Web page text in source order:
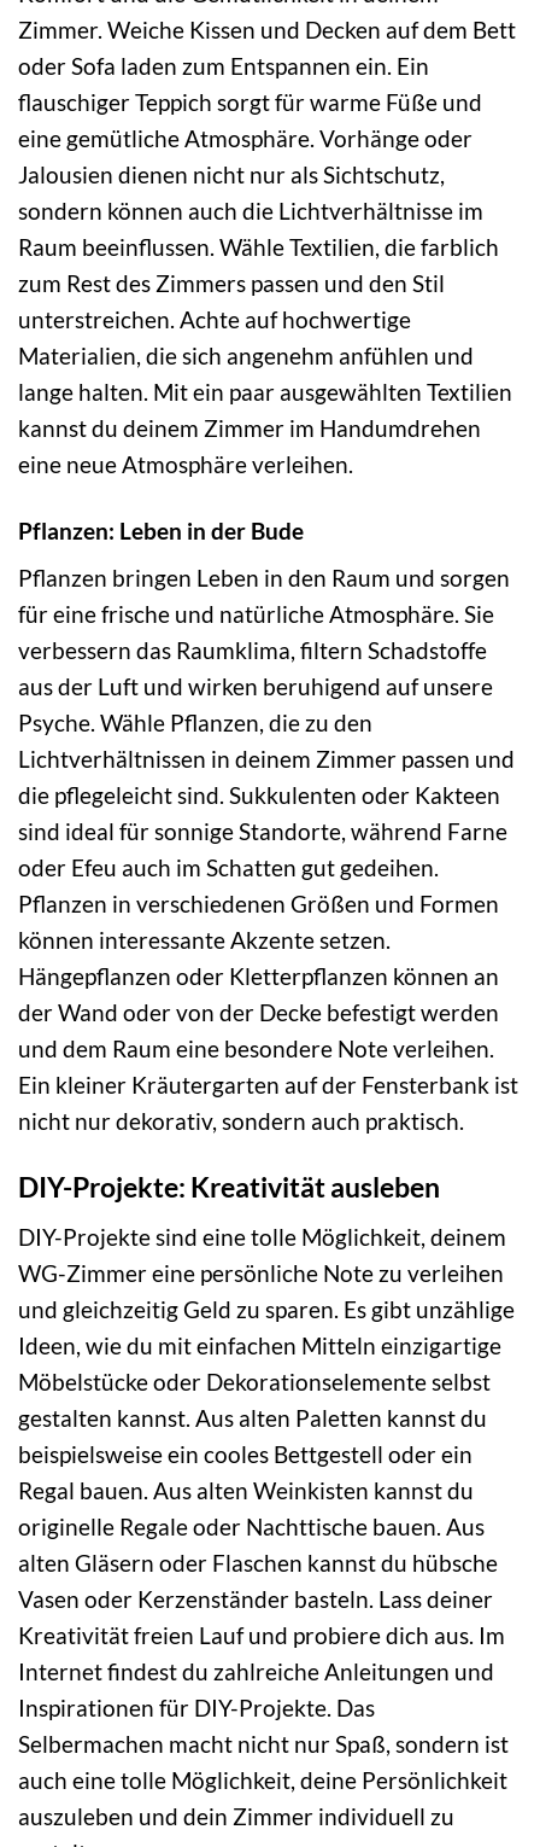
Zimmer. Weiche Kissen und Decken auf dem Bett
oder Sofa laden zum Entspannen ein. Ein
flauschiger Teppich sorgt für warme Füße und
eine gemütliche Atmosphäre. Vorhänge oder
Jalousien dienen nicht nur als Sichtschutz,
sondern können auch die Lichtverhältnisse im
Raum beeinflussen. Wähle Textilien, die farblich
zum Rest des Zimmers passen und den Stil
unterstreichen. Achte auf hochwertige
Materialien, die sich angenehm anfühlen und
lange halten. Mit ein paar ausgewählten Textilien
kannst du deinem Zimmer im Handumdrehen
eine neue Atmosphäre verleihen.
Pflanzen: Leben in der Bude
Pflanzen bringen Leben in den Raum und sorgen
für eine frische und natürliche Atmosphäre. Sie
verbessern das Raumklima, filtern Schadstoffe
aus der Luft und wirken beruhigend auf unsere
Psyche. Wähle Pflanzen, die zu den
Lichtverhältnissen in deinem Zimmer passen und
die pflegeleicht sind. Sukkulenten oder Kakteen
sind ideal für sonnige Standorte, während Farne
oder Efeu auch im Schatten gut gedeihen.
Pflanzen in verschiedenen Größen und Formen
können interessante Akzente setzen.
Hängepflanzen oder Kletterpflanzen können an
der Wand oder von der Decke befestigt werden
und dem Raum eine besondere Note verleihen.
Ein kleiner Kräutergarten auf der Fensterbank ist
nicht nur dekorativ, sondern auch praktisch.
DIY-Projekte: Kreativität ausleben
DIY-Projekte sind eine tolle Möglichkeit, deinem
WG-Zimmer eine persönliche Note zu verleihen
und gleichzeitig Geld zu sparen. Es gibt unzählige
Ideen, wie du mit einfachen Mitteln einzigartige
Möbelstücke oder Dekorationselemente selbst
gestalten kannst. Aus alten Paletten kannst du
beispielsweise ein cooles Bettgestell oder ein
Regal bauen. Aus alten Weinkisten kannst du
originelle Regale oder Nachttische bauen. Aus
alten Gläsern oder Flaschen kannst du hübsche
Vasen oder Kerzenständer basteln. Lass deiner
Kreativität freien Lauf und probiere dich aus. Im
Internet findest du zahlreiche Anleitungen und
Inspirationen für DIY-Projekte. Das
Selbermachen macht nicht nur Spaß, sondern ist
auch eine tolle Möglichkeit, deine Persönlichkeit
auszuleben und dein Zimmer individuell zu